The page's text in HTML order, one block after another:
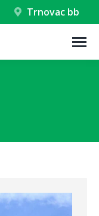
Trnovac bb